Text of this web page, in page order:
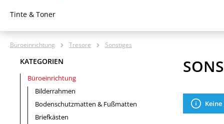
Tinte & Toner
Büroeinrichtung Tresore Sonstiges
KATEGORIEN
Büroeinrichtung
Bilderrahmen
Bodenschutzmatten & Fußmatten
Briefkästen